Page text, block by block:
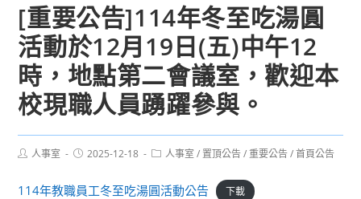
[重要公告]114年冬至吃湯圓
活動於12月19日(五)中午12
時，地點第二會議室，歡迎本
校現職人員踴躍參與。
Post人事室
Post2025-12-18
Post人事室 / 置頂公告 / 重要公告 / 首頁公告
114年教職員工冬至吃湯圓活動公告 下載